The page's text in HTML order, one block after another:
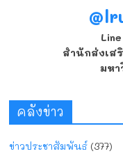
สำนักส่งเส
มหา
คลังข่าว
ข่าวประชาสัมพันธ์ (377)